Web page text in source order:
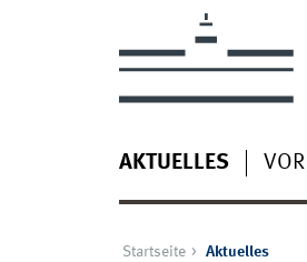
AKTUELLES
Startseite Aktuelles